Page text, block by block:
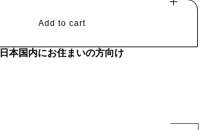
Add to cart
日本国内にお住まいの方向け